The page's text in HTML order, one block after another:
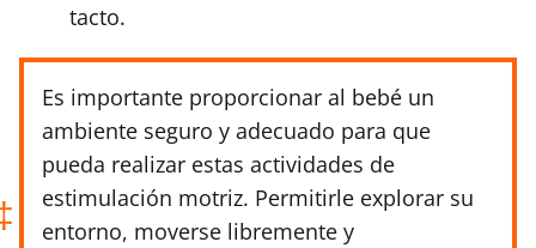
tacto.
Es importante proporcionar al bebé un
ambiente seguro y adecuado para que
pueda realizar estas actividades de
estimulación motriz. Permitirle explorar su
entorno, moverse libremente y